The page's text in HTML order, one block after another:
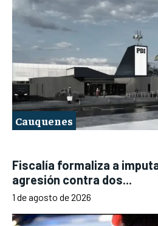
Cauquenes
Fiscalía formaliza a
agresión contra dos...
1 de agosto de 2026